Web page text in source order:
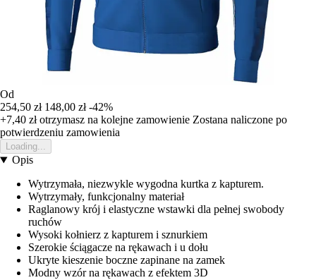
Od
254,50 zł 148,00 zł -42%
+7,40 złotrzymasz na kolejne zamowienie Zostana naliczone po
potwierdzeniu zamowienia
Loading...
Opis
Wytrzymała, niezwykle wygodna kurtka z kapturem.
Wytrzymały, funkcjonalny materiał
Raglanowy krój i elastyczne wstawki dla pełnej swobody
ruchów
Wysoki kołnierz z kapturem i sznurkiem
Szerokie ściągacze na rękawach i u dołu
Ukryte kieszenie boczne zapinane na zamek
Modny wzór na rękawach z efektem 3D